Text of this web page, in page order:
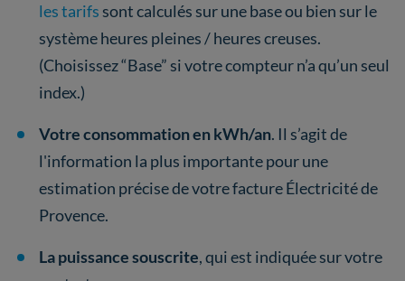
les tarifs sont calculés sur une base ou bien sur le
système heures pleines / heures creuses.
(Choisissez “Base” si votre compteur n’a qu’un seul
index.)
Votre consommation en kWh/an. Il s’agit de
l'information la plus importante pour une
estimation précise de votre facture Électricité de
Provence.
La puissance souscrite, qui est indiquée sur votre